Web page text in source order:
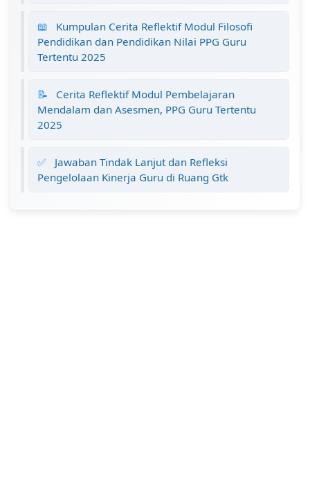
📖
Kumpulan Cerita Reflektif Modul Filosofi
Pendidikan dan Pendidikan Nilai PPG Guru
Tertentu 2025
📝
Cerita Reflektif Modul Pembelajaran
Mendalam dan Asesmen, PPG Guru Tertentu
2025
✅
Jawaban Tindak Lanjut dan Refleksi
Pengelolaan Kinerja Guru di Ruang Gtk